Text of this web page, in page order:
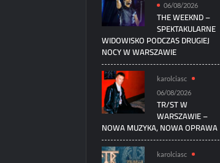
06/08/2026
THE WEEKND –
SPEKTAKULARNE
WIDOWISKO PODCZAS DRUGIEJ
NOCY W WARSZAWIE
karolciasc
06/08/2026
TR/ST W
WARSZAWIE –
NOWA MUZYKA, NOWA OPRAWA
karolciasc